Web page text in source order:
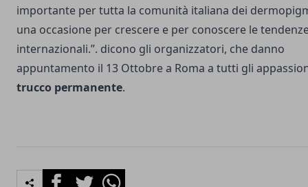
importante per tutta la comunità italiana dei
una occasione per crescere e per conoscere le
internazionali.”. dicono gli organizzatori, che danno
appuntamento il 13 Ottobre a Roma a tutti gli
trucco permanente.
FacebookTwitterWhatsapp